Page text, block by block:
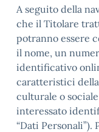
A seguito della
che il Titolare
potranno essere
il nome, un
identificativo
caratteristici
culturale o
interessato
“Dati